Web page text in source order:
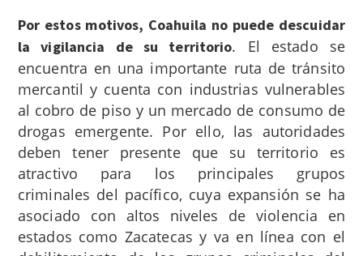
Por estos motivos, Coahuila no puede descuidar
la vigilancia de su territorio.
El estado se
encuentra en una importante ruta de tránsito
mercantil y cuenta con industrias vulnerables
al cobro de piso y un mercado de consumo de
drogas emergente. Por ello, las autoridades
deben tener presente que su territorio es
atractivo para los principales grupos
criminales del pacífico, cuya expansión se ha
asociado con altos niveles de violencia en
estados como Zacatecas y va en línea con el